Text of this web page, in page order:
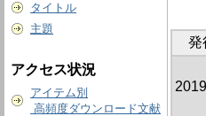
タイトル
主題
アクセス状況
アイテム別
高頻度ダウンロード文献
発